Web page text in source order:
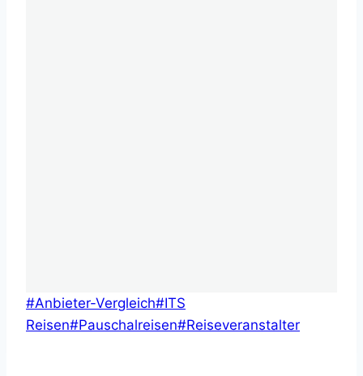
Schlagworte:
#Anbieter-Vergleich#ITS
Reisen#Pauschalreisen#Reiseveranstalter